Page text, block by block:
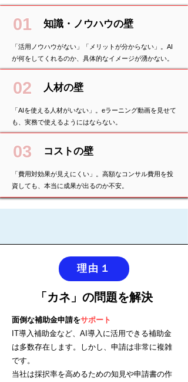
01 知識・ノウハウの壁
「活用ノウハウがない」「メリットが分からない」。AI
が何をしてくれるのか、具体的なイメージが湧かない。
02 人材の壁
「AIを使える人材がいない」。eラーニング動画を見せて
も、実務で使えるようにはならない。
03 コストの壁
「費用対効果が見えにくい」。高額なコンサル費用を投
資しても、本当に成果が出るのか不安。
理由１
「カネ」の問題を解決
面倒な補助金申請をサポート
IT導入補助金など、AI導入に活用できる補助金
は多数存在します。しかし、申請は非常に複雑
です。
当社は採択率を高めるための知見や申請書の作